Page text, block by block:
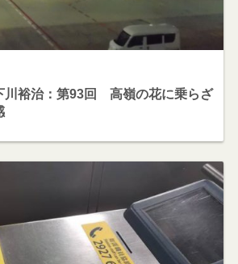
川裕治：第93回 高嶺の花に乗らざ